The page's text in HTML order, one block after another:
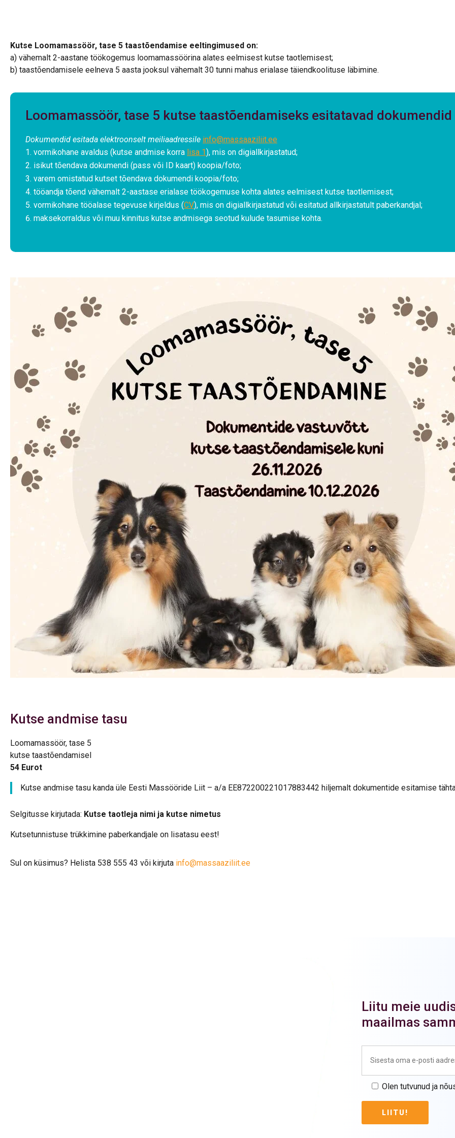
Kutse Loomamassöör, tase 5 taastõendamise eeltingimused on:
a) vähemalt 2-aastane töökogemus loomamassöörina alates eelmisest kutse taotlemisest;
b) taastõendamisele eelneva 5 aasta jooksul vähemalt 30 tunni mahus erialase täiendkoolituse läbimine.
Loomamassöör, tase 5 kutse taastõendamiseks esitatavad dokumendid
Dokumendid esitada elektroonselt meiliaadressile info@massaaziliit.ee
vormikohane avaldus (kutse andmise korra lisa 1), mis on digiallkirjastatud;
isikut tõendava dokumendi (pass või ID kaart) koopia/foto;
varem omistatud kutset tõendava dokumendi koopia/foto;
tööandja tõend vähemalt 2-aastase erialase töökogemuse kohta alates eelmisest kutse taotlemisest;
vormikohane tööalase tegevuse kirjeldus (CV), mis on digiallkirjastatud või esitatud allkirjastatult paberkandjal;
maksekorraldus või muu kinnitus kutse andmisega seotud kulude tasumise kohta.
Kutse andmise tasu
Loomamassöör, tase 5
kutse taastõendamisel
54 Eurot
Kutse andmise tasu kanda üle Eesti Massööride Liit – a/a EE872200221017883442 hiljemalt dokumentide esitamise
Selgitusse kirjutada: Kutse taotleja nimi ja kutse nimetus
Kutsetunnistuse trükkimine paberkandjale on lisatasu eest!
Sul on küsimus? Helista 538 555 43 või kirjuta info@massaaziliit.ee
Liitu meie
maailmas
Olen tutvunud ja